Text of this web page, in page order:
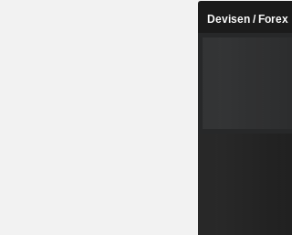
Devisen / Forex